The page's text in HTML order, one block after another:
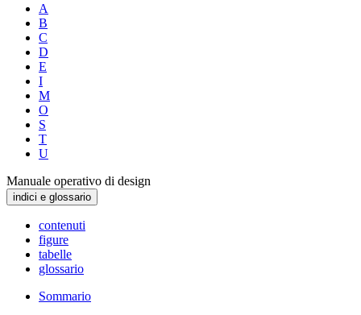
A
B
C
D
E
I
M
O
S
T
U
Manuale operativo di design
indici e glossario
contenuti
figure
tabelle
glossario
Sommario